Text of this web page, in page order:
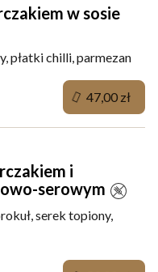
w sosie
płatki chilli, parmezan
i
serowym
serek topiony,